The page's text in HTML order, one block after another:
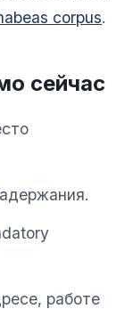
corpus.
сейчас
работе